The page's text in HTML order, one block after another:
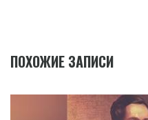
ПОХОЖИЕ ЗАПИСИ